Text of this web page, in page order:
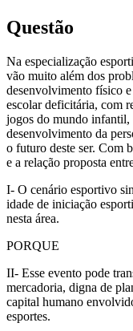
Questão
Na especialização
vão muito além dos
desenvolvimento físico
escolar deficitária, com
jogos do mundo infantil,
desenvolvimento da
o futuro deste ser. Com
e a relação proposta
I- O cenário esportivo
idade de iniciação
nesta área.
PORQUE
II- Esse evento pode
mercadoria, digna de
capital humano
esportes.